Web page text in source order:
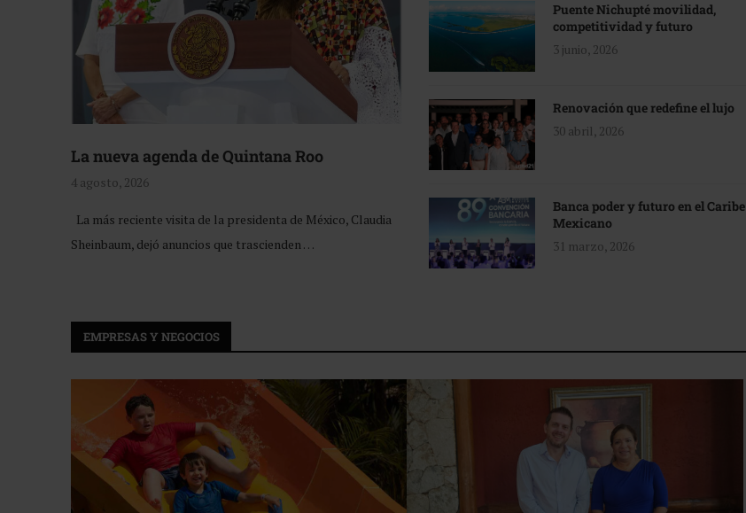
La nueva agenda de Quintana Roo
4 agosto, 2026
La más reciente visita de la presidenta de México, Claudia
Sheinbaum, dejó anuncios que trascienden …
Puente Nichupté movilidad,
competitividad y futuro
3 junio, 2026
Renovación que redefine el lujo
30 abril, 2026
Banca poder y futuro en el Caribe
Mexicano
31 marzo, 2026
EMPRESAS Y NEGOCIOS